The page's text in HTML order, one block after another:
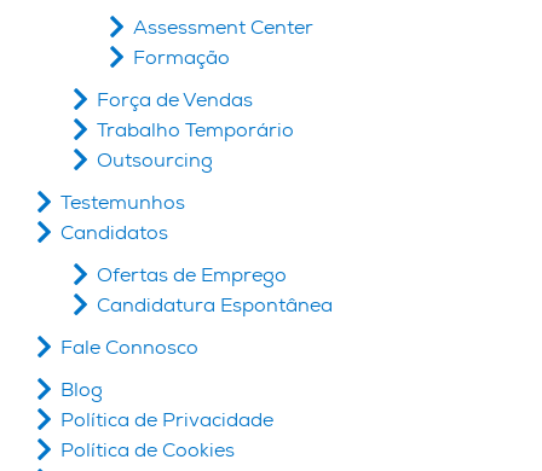
Assessment Center
Formação
Força de Vendas
Trabalho Temporário
Outsourcing
Testemunhos
Candidatos
Ofertas de Emprego
Candidatura Espontânea
Fale Connosco
Blog
Política de Privacidade
Política de Cookies